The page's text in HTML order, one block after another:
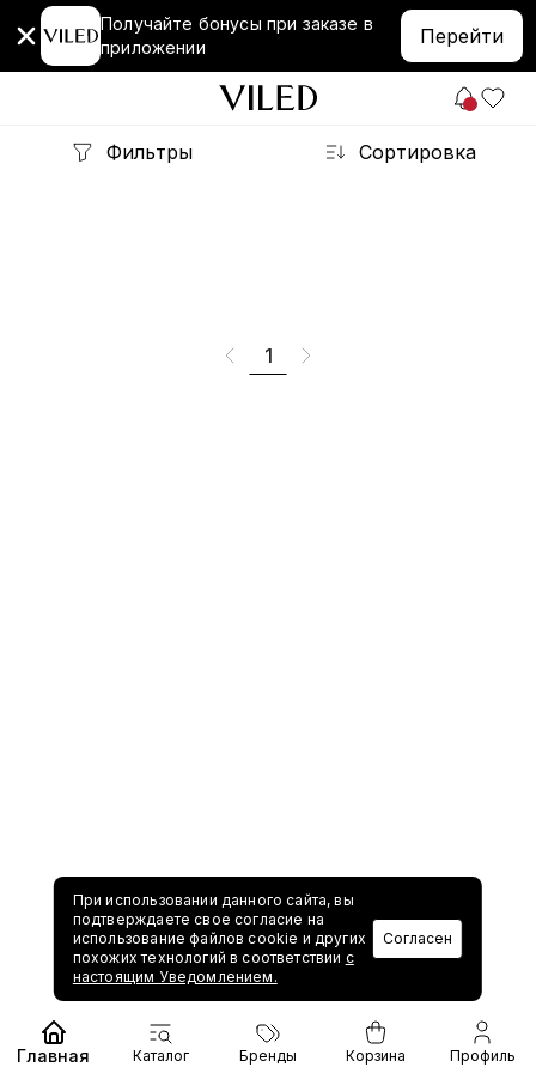
Получайте бонусы при заказе в
приложении
Перейти
Фильтры Сортировка
1
При использовании данного сайта, вы
подтверждаете свое согласие на
использование файлов cookie и других
похожих технологий в соответствии с
настоящим Уведомлением.
Согласен
Главная Каталог Бренды Корзина Профиль